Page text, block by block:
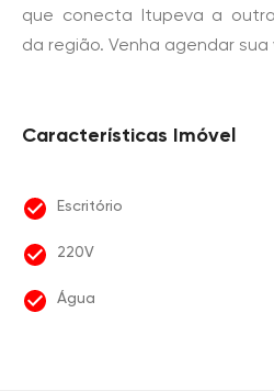
que conecta Itupeva a
da região. Venha agendar sua
Características Imóvel
Escritório
220V
Água